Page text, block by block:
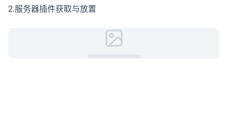
2.服务器插件获取与放置